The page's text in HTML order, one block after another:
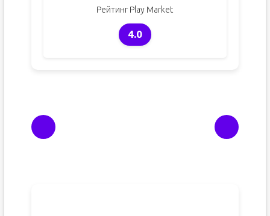
Рейтинг Play Market
4.0